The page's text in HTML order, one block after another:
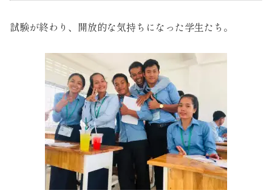
試験が終わり、開放的な気持ちになった学生たち。